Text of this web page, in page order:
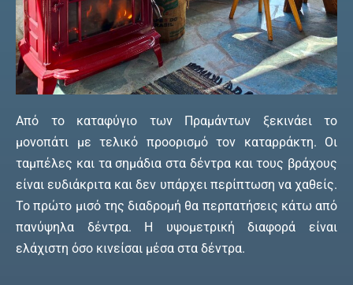
Από το καταφύγιο των Πραμάντων ξεκινάει το
μονοπάτι με τελικό προορισμό τον καταρράκτη. Οι
ταμπέλες και τα σημάδια στα δέντρα και τους βράχους
είναι ευδιάκριτα και δεν υπάρχει περίπτωση να χαθείς.
Το πρώτο μισό της διαδρομή θα περπατήσεις κάτω από
πανύψηλα δέντρα. Η υψομετρική διαφορά είναι
ελάχιστη όσο κινείσαι μέσα στα δέντρα.